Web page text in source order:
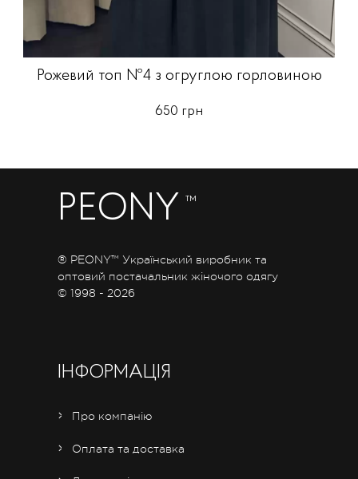
Рожевий топ №4 з огруглою горловиною
650 грн
PEONY ™
® PEONY™ Український виробник та
оптовий постачальник жіночого одягу
© 1998 - 2026
ІНФОРМАЦІЯ
Про компанію
Оплата та доставка